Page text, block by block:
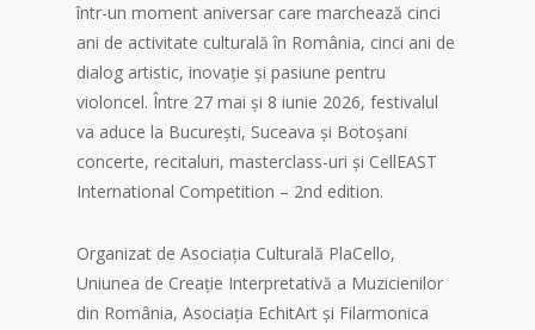
într-un moment aniversar care marchează cinci
ani de activitate culturală în România, cinci ani de
dialog artistic, inovație și pasiune pentru
violoncel. Între 27 mai și 8 iunie 2026, festivalul
va aduce la București, Suceava și Botoșani
concerte, recitaluri, masterclass-uri și CellEAST
International Competition – 2nd edition.
Organizat de Asociația Culturală PlaCello,
Uniunea de Creație Interpretativă a Muzicienilor
din România, Asociația EchitArt și Filarmonica